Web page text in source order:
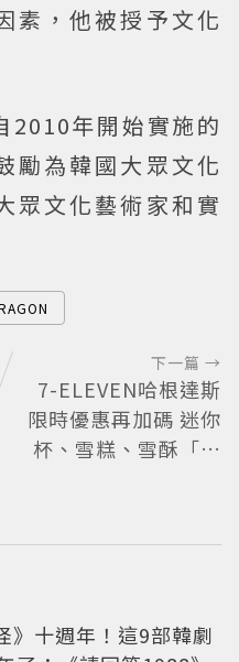
素，他被授予文化
2010年開始實施的
勵為韓國大眾文化
眾文化藝術家和實
下一篇 →
7-ELEVEN哈根達斯
限時優惠再加碼 迷你
杯、雪糕、雪酥「買
》十週年！這9部韓劇